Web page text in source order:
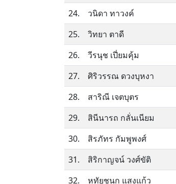
24.
วนิดา ทาวงค์
25.
วิทยา ตาดี
26.
วีรนุช เปี่ยมคุ้ม
27.
ศิริวรรณ ดวงบุหงา
28.
สาริณี เจตบุตร
29.
สินีนารถ กลั่นเนียม
30.
สิรภัทร กัมพูพงศ์
31.
สิริกาญจน์ วงศ์ขัติ
32.
หทัยชนก แสงแก้ว